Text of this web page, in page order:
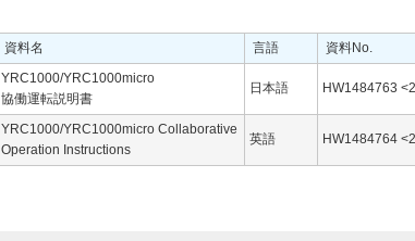
資料名 言語 資料No.
YRC1000/YRC1000micro
協働運転説明書
日本語 HW1484763
YRC1000/YRC1000micro Collaborative
Operation Instructions
英語 HW1484764